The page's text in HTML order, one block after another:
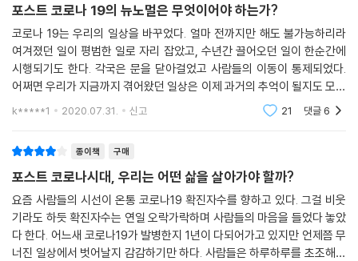
13 신분을 초월하여 인재를 등용하다 97
14 정치적 조율을 위한 핵심 인물을 발탁하다 104
15 개혁을 책임질 핵심인재를 중용하다 111
16 미래를 이끌어갈 젊은 인재를 양성하다 118
17 규장각 건립과 초계문신 임명으로 인재 육성의 기반을 마련하다 124
18 시골 유생의 의견도 깊이 새겨듣다 131
4장 | 강건한 군주
21 친인척을 멀리 하고 현명한 인재를 등용하다 153
22 9가지 좌우명으로 자신의 뜻을 명확히 밝히다 160
23 호방함과 유머를 보여주다 164
포스트 코로나 19의 뉴노멀은 무엇이어야 하는가?
코로나 19는 우리의 일상을 바꾸었다. 얼마 전까지만 해도 불가능하리라
여겨졌던 일이 평범한 일로 자리 잡았고, 수년간 끌어오던 일이 한순간에
시행되기도 한다. 각국은 문을 닫아걸었고 사람들의 이동이 통제되었다.
어쩌면 우리가 지금까지 겪어왔던 일상은 이제 과거의 추억이 될지도 모르
겠다. 언젠가 코로나 19가 극복되리란 믿음을 가지고 있지만, 그때에는 현
k*****1 2020.07.31. 신고 21 댓글6
종이책 구매
포스트 코로나시대, 우리는 어떤 삶을 살아가야 할까?
요즘 사람들의 시선이 온통 코로나19 확진자수를 향하고 있다. 그걸 비웃
기라도 하듯 확진자수는 연일 오락가락하며 사람들의 마음을 들었다 놓았
다 한다. 어느새 코로나19가 발병한지 1년이 다되어가고 있지만 언제쯤 무
너진 일상에서 벗어날지 감감하기만 하다. 사람들은 하루하루를 초조해하